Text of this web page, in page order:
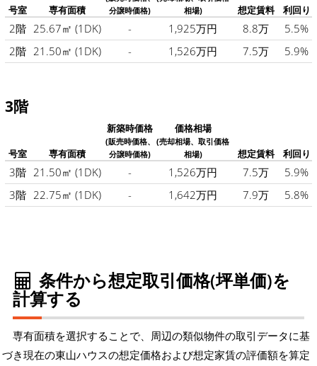
号室 専有面積
分譲時価格)
相場)
想定賃料 利回り
2階 25.67㎡ (1DK) - 1,925万円 8.8万
5.5%
2階 21.50㎡ (1DK) - 1,526万円 7.5万 5.9%
3階
号室 専有面積
新築時価格
(販売時価格、
分譲時価格)
価格相場
(売却相場、取引価格
相場)
想定賃料 利回り
3階 21.50㎡ (1DK) - 1,526万円 7.5万
5.9%
3階 22.75㎡ (1DK) - 1,642万円 7.9万 5.8%
条件から想定取引価格(坪単価)を
計算する
専有面積を選択することで、周辺の類似物件の取引データに基
づき現在の東山ハウスの想定価格および想定家賃の評価額を算定